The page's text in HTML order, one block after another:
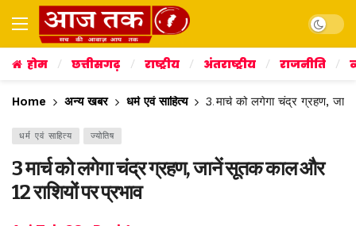
Dark
होम छत्तीसगढ़ राष्ट्रीय अंतराष्ट्रीय राजनीति
Home अन्य खबर धर्म एवं साहित्य 3 मार्च को लगेगा चंद्र ग्रहण,
धर्म एवं साहित्य ज्योतिष
3 मार्च को लगेगा चंद्र ग्रहण, जानें सूतक काल और
12 राशियों पर प्रभाव